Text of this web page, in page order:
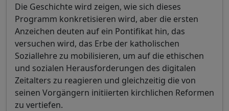
Die Geschichte wird zeigen, wie sich dieses
Programm konkretisieren wird, aber die ersten
Anzeichen deuten auf ein Pontifikat hin, das
versuchen wird, das Erbe der katholischen
Soziallehre zu mobilisieren, um auf die ethischen
und sozialen Herausforderungen des digitalen
Zeitalters zu reagieren und gleichzeitig die von
seinen Vorgängern initiierten kirchlichen Reformen
zu vertiefen.